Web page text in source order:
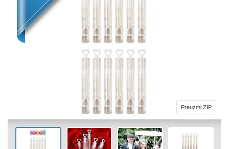
Preuzmi ZIP